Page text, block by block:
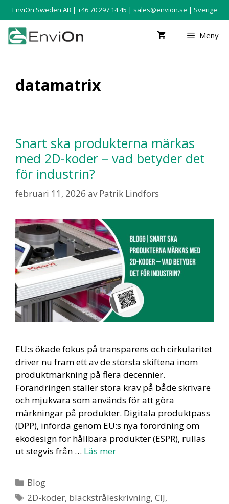
EnviOn Sweden AB | +46 70 297 14 45 | sales@envion.se | Sverige
Meny
datamatrix
Snart ska produkterna märkas
med 2D-koder – vad betyder det
för industrin?
februari 11, 2026 avPatrik Lindfors
EU:s ökade fokus på transparens och cirkularitet
driver nu fram ett av de största skiftena inom
produktmärkning på flera decennier.
Förändringen ställer stora krav på både skrivare
och mjukvara som används för att göra
märkningar på produkter. Digitala produktpass
(DPP), införda genom EU:s nya förordning om
ekodesign för hållbara produkter (ESPR), rullas
ut stegvis från … Läs mer
Blog
2D-koder, bläckstråleskrivning,CIJ,